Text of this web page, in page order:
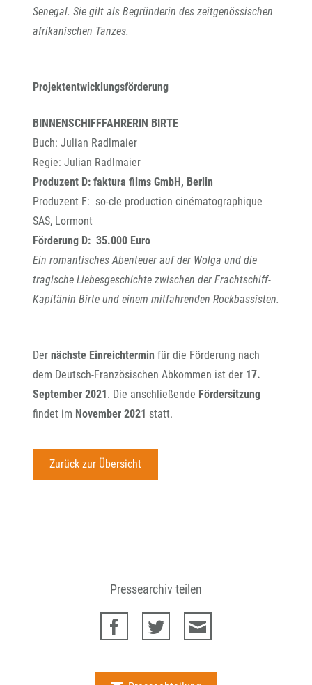
Senegal. Sie gilt als Begründerin des zeitgenössischen
afrikanischen Tanzes.
Projektentwicklungsförderung
BINNENSCHIFFFAHRERIN BIRTE
Buch: Julian Radlmaier
Regie: Julian Radlmaier
Produzent D: faktura films GmbH, Berlin
Produzent F: so-cle production cinématographique
SAS, Lormont
Förderung D: 35.000 Euro
Ein romantisches Abenteuer auf der Wolga und die
tragische Liebesgeschichte zwischen der Frachtschiff-
Kapitänin Birte und einem mitfahrenden Rockbassisten.
Der nächste Einreichtermin für die Förderung nach
dem Deutsch-Französischen Abkommen ist der 17.
September 2021. Die anschließende Fördersitzung
findet im November 2021 statt.
Zurück zur Übersicht
Pressearchiv teilen